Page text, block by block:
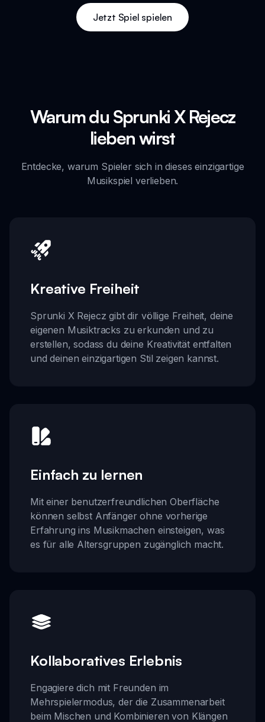
Jetzt Spiel spielen
Warum du Sprunki X Rejecz
lieben wirst
Entdecke, warum Spieler sich in dieses einzigartige
Musikspiel verlieben.
Kreative Freiheit
Sprunki X Rejecz gibt dir völlige Freiheit, deine
eigenen Musiktracks zu erkunden und zu
erstellen, sodass du deine Kreativität entfalten
und deinen einzigartigen Stil zeigen kannst.
Einfach zu lernen
Mit einer benutzerfreundlichen Oberfläche
können selbst Anfänger ohne vorherige
Erfahrung ins Musikmachen einsteigen, was
es für alle Altersgruppen zugänglich macht.
Kollaboratives Erlebnis
Engagiere dich mit Freunden im
Mehrspielermodus, der die Zusammenarbeit
beim Mischen und Kombinieren von Klängen